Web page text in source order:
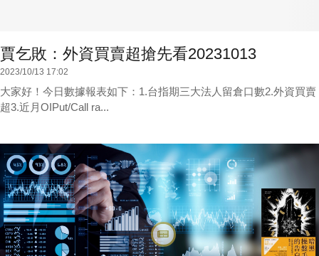
賈乞敗：外資買賣超搶先看20231013
2023/10/13 17:02
大家好！今日數據報表如下：1.台指期三大法人留倉口數2.外資買賣
超3.近月OIPut/Call ra...